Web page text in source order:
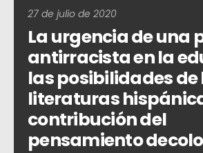
27 de julio de 2020
La urgencia de una
antirracista en la
las posibilidades de
literaturas
contribución del
pensamiento